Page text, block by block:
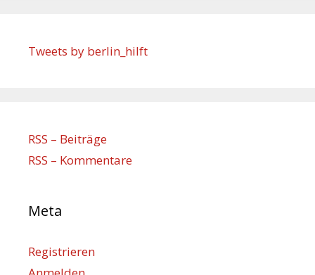
Tweets by berlin_hilft
RSS – Beiträge
RSS – Kommentare
Meta
Registrieren